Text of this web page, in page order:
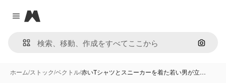
Close menu
Magnific
画像で
ホーム/ストック/ベクトル/赤いTシャツとスニーカーを着た若い男が立…